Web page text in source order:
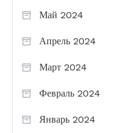
Май 2024
Апрель 2024
Март 2024
Февраль 2024
Январь 2024